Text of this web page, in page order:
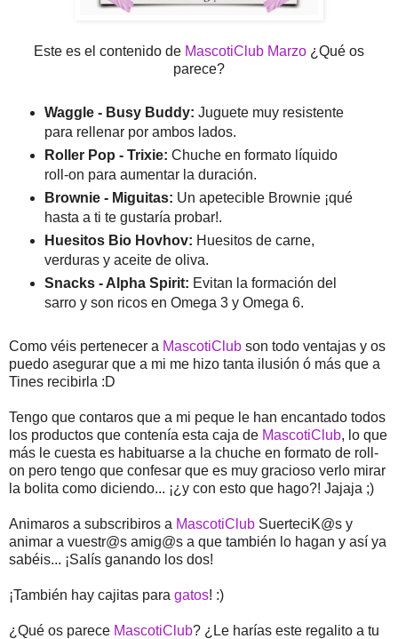
Este es el contenido de MascotiClub Marzo ¿Qué os
parece?
Waggle - Busy Buddy: Juguete muy resistente
para rellenar por ambos lados.
Roller Pop - Trixie: Chuche en formato líquido
roll-on para aumentar la duración.
Brownie - Miguitas: Un apetecible Brownie ¡qué
hasta a ti te gustaría probar!.
Huesitos Bio Hovhov: Huesitos de carne,
verduras y aceite de oliva.
Snacks - Alpha Spirit: Evitan la formación del
sarro y son ricos en Omega 3 y Omega 6.
Como véis pertenecer a MascotiClub son todo ventajas y os
puedo asegurar que a mi me hizo tanta ilusión ó más que a
Tines recibirla :D
Tengo que contaros que a mi peque le han encantado todos
los productos que contenía esta caja de MascotiClub, lo que
más le cuesta es habituarse a la chuche en formato de roll-
on pero tengo que confesar que es muy gracioso verlo mirar
la bolita como diciendo... ¡¿y con esto que hago?! Jajaja ;)
Animaros a subscribiros a MascotiClub SuerteciK@s y
animar a vuestr@s amig@s a que también lo hagan y así ya
sabéis... ¡Salís ganando los dos!
¡También hay cajitas para gatos! :)
¿Qué os parece MascotiClub? ¿Le harías este regalito a tu